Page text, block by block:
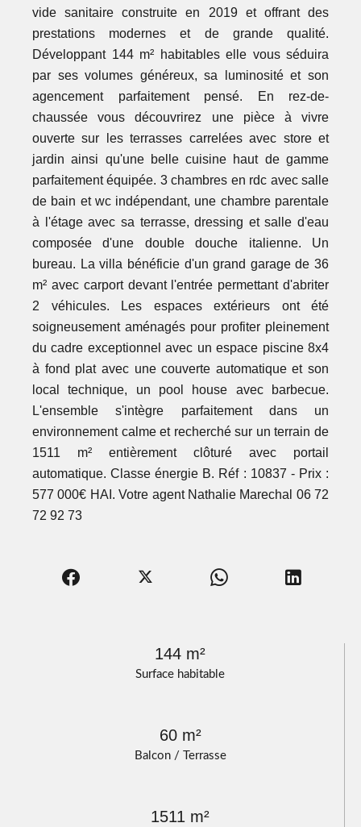
Surface habitable
144 m²
Balcon / Terrasse
60 m²
1511 m²
vide sanitaire construite en 2019 et offrant des
prestations modernes et de grande qualité.
Développant 144 m² habitables elle vous séduira
par ses volumes généreux, sa luminosité et son
agencement parfaitement pensé. En rez-de-
chaussée vous découvrirez une pièce à vivre
ouverte sur les terrasses carrelées avec store et
jardin ainsi qu'une belle cuisine haut de gamme
parfaitement équipée. 3 chambres en rdc avec salle
de bain et wc indépendant, une chambre parentale
à l'étage avec sa terrasse, dressing et salle d'eau
composée d'une double douche italienne. Un
bureau. La villa bénéficie d'un grand garage de 36
m² avec carport devant l'entrée permettant d'abriter
2 véhicules. Les espaces extérieurs ont été
soigneusement aménagés pour profiter pleinement
du cadre exceptionnel avec un espace piscine 8x4
à fond plat avec une couverte automatique et son
local technique, un pool house avec barbecue.
L'ensemble s'intègre parfaitement dans un
environnement calme et recherché sur un terrain de
1511 m² entièrement clôturé avec portail
automatique. Classe énergie B. Réf : 10837 - Prix :
577 000€ HAI. Votre agent Nathalie Marechal 06 72
72 92 73